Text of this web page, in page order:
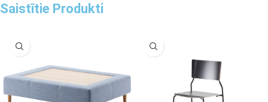
Saistītie Produkti